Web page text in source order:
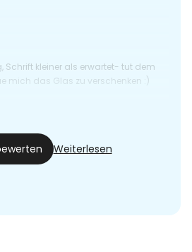
Schrift kleiner als erwartet- tut dem
mich das Glas zu verschenken :)
Weiterlesen